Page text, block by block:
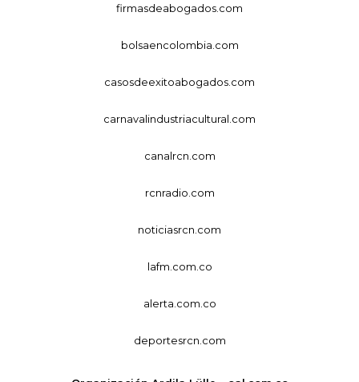
firmasdeabogados.com
bolsaencolombia.com
casosdeexitoabogados.com
carnavalindustriacultural.com
canalrcn.com
rcnradio.com
noticiasrcn.com
lafm.com.co
alerta.com.co
deportesrcn.com